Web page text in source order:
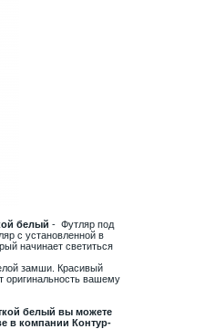
белый - Футляр под
с установленной в
начинает светиться
замши. Красивый
оригинальность вашему
белый вы можете
в компании Контур-